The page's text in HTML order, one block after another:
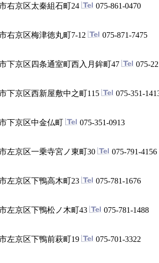
右京区太秦組石町24 075-861-0470
右京区梅津徳丸町7-12 075-871-7475
下京区四条通室町西入月鉾町47 075-
下京区西新屋敷中之町115 075-351-
下京区中金仏町 075-351-0913
左京区一乗寺宮ノ東町30 075-791-4156
左京区下鴨高木町23 075-781-1676
左京区下鴨松ノ木町43 075-781-1488
左京区下鴨前萩町19 075-701-3322